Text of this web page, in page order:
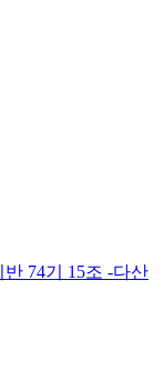
74기 15조 -다산